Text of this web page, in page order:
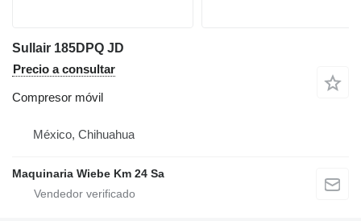
Sullair 185DPQ JD
Precio a consultar
Compresor móvil
México, Chihuahua
Maquinaria Wiebe Km 24 Sa